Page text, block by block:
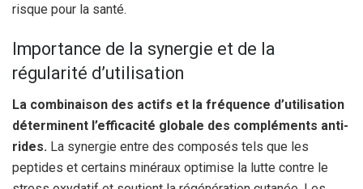
risque pour la santé.
Importance de la synergie et de la
régularité d’utilisation
La combinaison des actifs et la fréquence d’utilisation
déterminent l’efficacité globale des compléments anti-
rides. La synergie entre des composés tels que les
peptides et certains minéraux optimise la lutte contre le